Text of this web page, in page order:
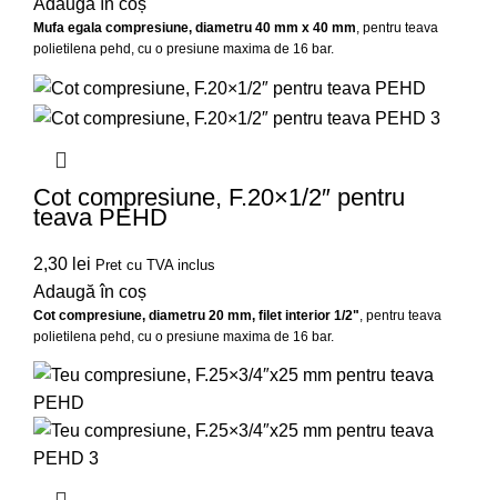
Adaugă în coș
Mufa egala compresiune, diametru 40 mm x 40 mm, pentru teava
polietilena pehd, cu o presiune maxima de 16 bar.
Cot compresiune, F.20×1/2″ pentru
teava PEHD
2,30 lei Pret cu TVA inclus
Adaugă în coș
Cot compresiune, diametru 20 mm, filet interior 1/2" , pentru teava
polietilena pehd, cu o presiune maxima de 16 bar.